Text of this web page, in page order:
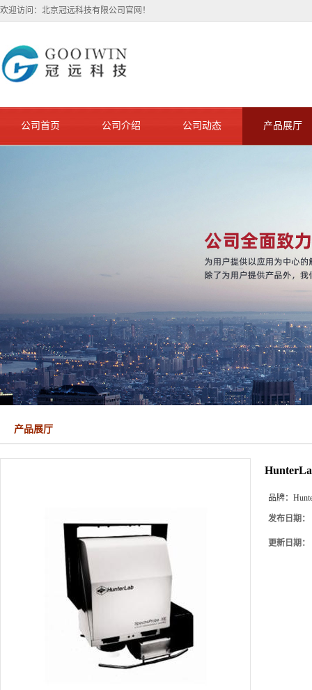
欢迎访问：北京冠远科技有限公司官网！
公司首页 公司介绍 公司动态 产品展厅
产品展厅
品牌：
发布日期：
更新日期：